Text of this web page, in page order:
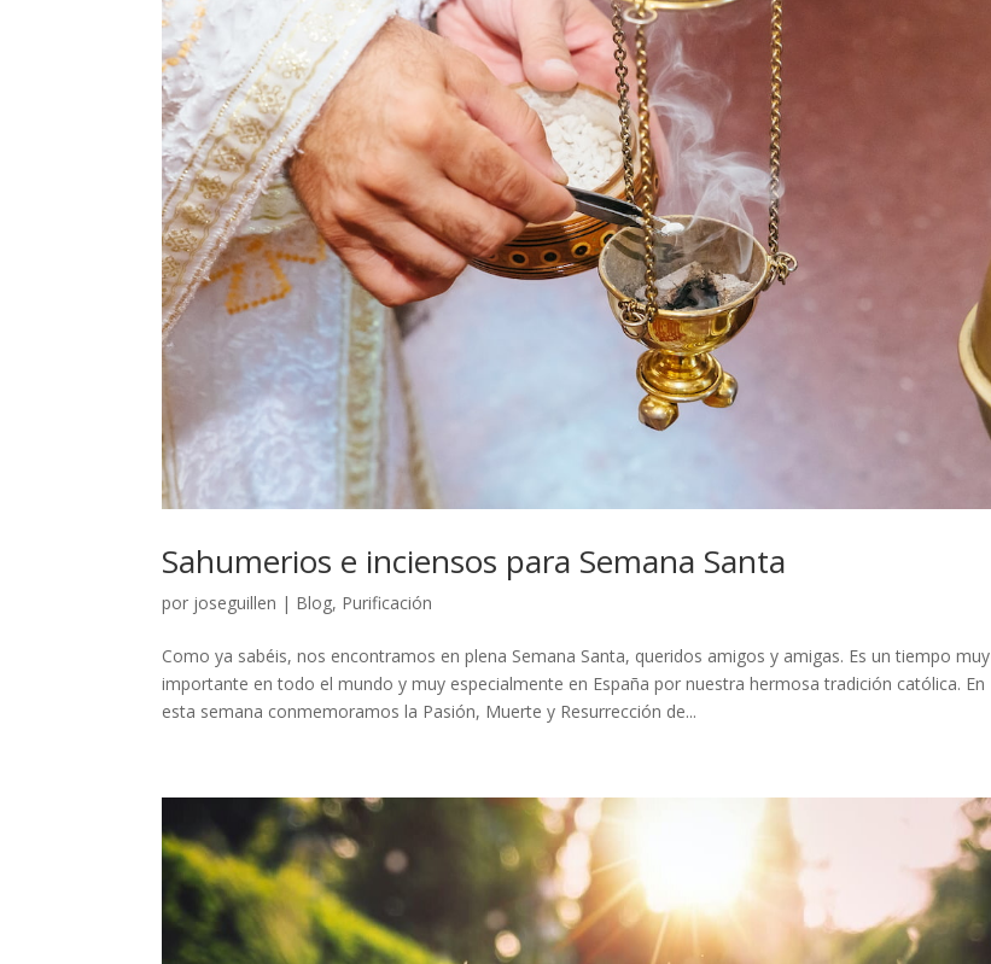
Sahumerios e inciensos para Semana Santa
por joseguillen | Blog, Purificación
Como ya sabéis, nos encontramos en plena Semana Santa, queridos amigos y amigas. Es un tiempo muy
importante en todo el mundo y muy especialmente en España por nuestra hermosa tradición católica. En
esta semana conmemoramos la Pasión, Muerte y Resurrección de...